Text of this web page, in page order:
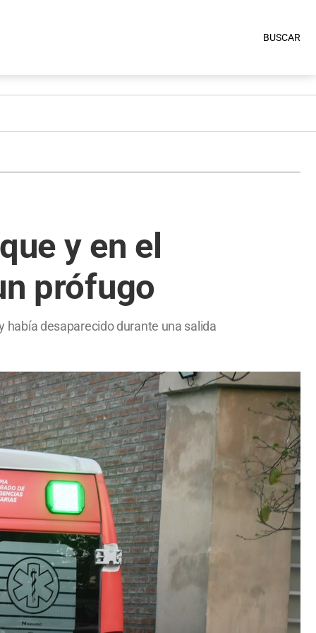
BUSCAR
y en el
prófugo
había desaparecido durante una salida